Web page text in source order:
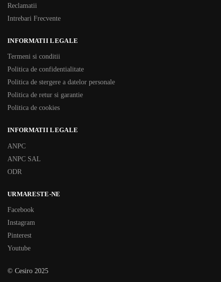
Reclamatii
Intrebari Frecvente
INFORMATII LEGALE
Termeni si conditii
Politica de confidentialitate
Politica de stergere a datelor personale
Politica de retur si garantie
Politica de cookies
INFORMATII LEGALE
ANPC
ANPC SAL
ODR
URMARESTE-NE
Facebook
Instagram
Pinterest
Youtube
© Cesiro 2025